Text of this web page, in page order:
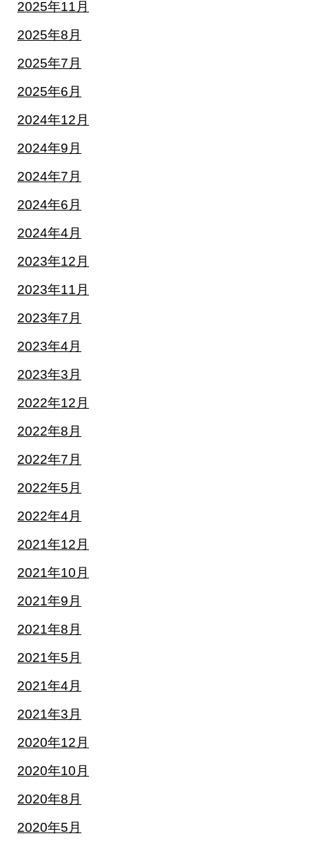
2025年11月
2025年8月
2025年7月
2025年6月
2024年12月
2024年9月
2024年7月
2024年6月
2024年4月
2023年12月
2023年11月
2023年7月
2023年4月
2023年3月
2022年12月
2022年8月
2022年7月
2022年5月
2022年4月
2021年12月
2021年10月
2021年9月
2021年8月
2021年5月
2021年4月
2021年3月
2020年12月
2020年10月
2020年8月
2020年5月